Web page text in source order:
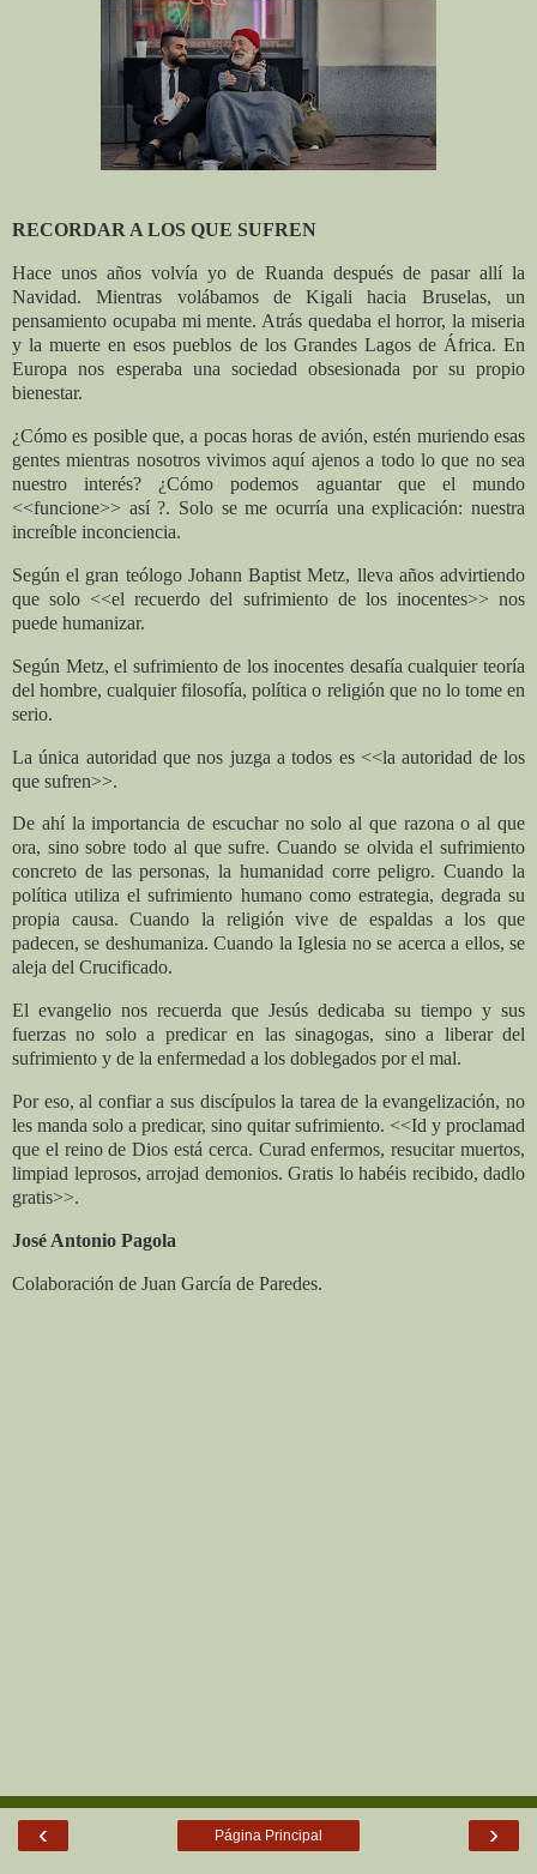
RECORDAR A LOS QUE SUFREN
Hace unos años volvía yo de Ruanda después de pasar allí la
Navidad. Mientras volábamos de Kigali hacia Bruselas, un
pensamiento ocupaba mi mente. Atrás quedaba el horror, la miseria
y la muerte en esos pueblos de los Grandes Lagos de África. En
Europa nos esperaba una sociedad obsesionada por su propio
bienestar.
¿Cómo es posible que, a pocas horas de avión, estén muriendo esas
gentes mientras nosotros vivimos aquí ajenos a todo lo que no sea
nuestro interés? ¿Cómo podemos aguantar que el mundo
<<funcione>> así ?. Solo se me ocurría una explicación: nuestra
increíble inconciencia.
Según el gran teólogo Johann Baptist Metz, lleva años advirtiendo
que solo <<el recuerdo del sufrimiento de los inocentes>> nos
puede humanizar.
Según Metz, el sufrimiento de los inocentes desafía cualquier teoría
del hombre, cualquier filosofía, política o religión que no lo tome en
serio.
La única autoridad que nos juzga a todos es <<la autoridad de los
que sufren>>.
De ahí la importancia de escuchar no solo al que razona o al que
ora, sino sobre todo al que sufre. Cuando se olvida el sufrimiento
concreto de las personas, la humanidad corre peligro. Cuando la
política utiliza el sufrimiento humano como estrategia, degrada su
propia causa. Cuando la religión vive de espaldas a los que
padecen, se deshumaniza. Cuando la Iglesia no se acerca a ellos, se
aleja del Crucificado.
El evangelio nos recuerda que Jesús dedicaba su tiempo y sus
fuerzas no solo a predicar en las sinagogas, sino a liberar del
sufrimiento y de la enfermedad a los doblegados por el mal.
Por eso, al confiar a sus discípulos la tarea de la evangelización, no
les manda solo a predicar, sino quitar sufrimiento. <<Id y proclamad
que el reino de Dios está cerca. Curad enfermos, resucitar muertos,
limpiad leprosos, arrojad demonios. Gratis lo habéis recibido, dadlo
gratis>>.
José Antonio Pagola
Colaboración de Juan García de Paredes.
‹ ›
Página Principal